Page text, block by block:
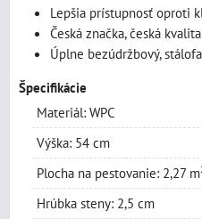
Lepšia prístupnosť oproti
Česká značka, česká
Úplne bezúdržbový,
Špecifikácie
Materiál: WPC
Výška: 54 cm
Plocha na pestovanie: 2,27
Hrúbka steny: 2,5 cm